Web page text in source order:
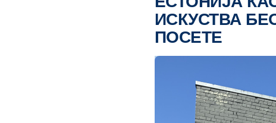
ИСКУСТВА
ПОСЕТЕ